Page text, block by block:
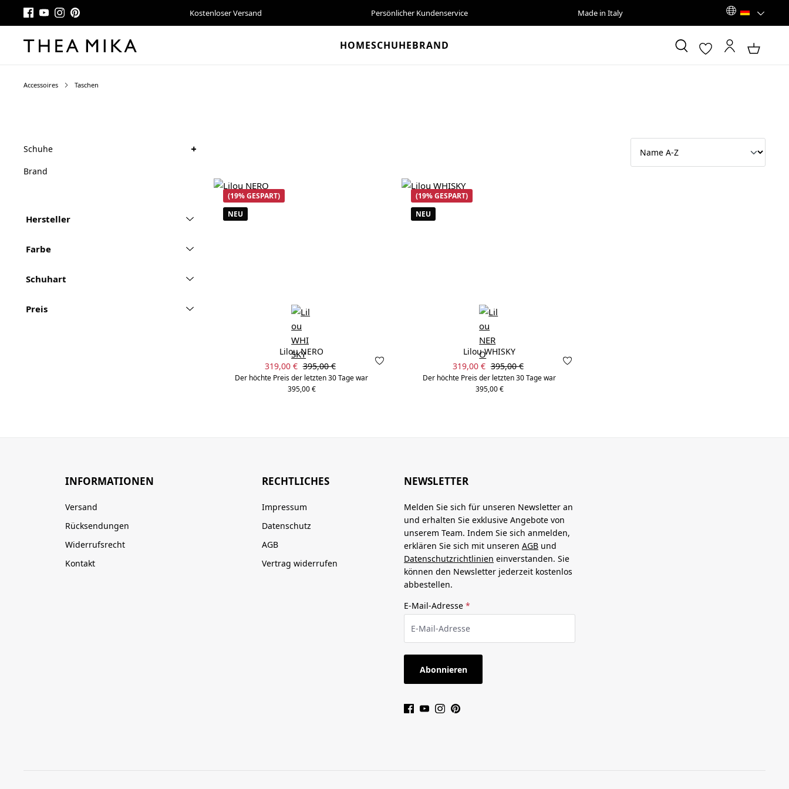
Kostenloser Versand Persönlicher Kundenservice Made in Italy
HOMESCHUHEBRAND
Accessoires Taschen
Schuhe +
Brand
Hersteller
Farbe
Schuhart
Preis
(19% GESPART)
NEU
Lilou NERO
Verkaufspreis:
319,00 € Regulärer Preis:
395,00 €
Der höchte Preis der letzten 30 Tage war
395,00 €
(19% GESPART)
NEU
Lilou WHISKY
Verkaufspreis:
319,00 € Regulärer Preis:
395,00 €
Der höchte Preis der letzten 30 Tage war
395,00 €
INFORMATIONEN
Versand
Rücksendungen
Widerrufsrecht
Kontakt
RECHTLICHES
Impressum
Datenschutz
AGB
Vertrag widerrufen
NEWSLETTER
Melden Sie sich für unseren Newsletter an
und erhalten Sie exklusive Angebote von
unserem Team. Indem Sie sich anmelden,
erklären Sie sich mit unseren AGB und
Datenschutzrichtlinien einverstanden. Sie
können den Newsletter jederzeit kostenlos
abbestellen.
E-Mail-Adresse *
Abonnieren